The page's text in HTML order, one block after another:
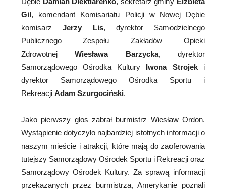
Gil, komendant Komisariatu Policji w Nowej Dębie
komisarzJerzy Lis, dyrektor Samodzielnego
Publicznego Zespołu Zakładów Opieki
ZdrowotnejWiesława Barzycka, dyrektor
Samorządowego Ośrodka Kultury Iwona Strojek i
dyrektor Samorządowego Ośrodka Sportu i
Rekreacji Adam Szurgociński.
Jako pierwszy głos zabrał burmistrz Wiesław Ordon.
Wystąpienie dotyczyło najbardziej istotnych informacji o
naszym mieście i atrakcji, które mają do zaoferowania
tutejszy Samorządowy Ośrodek Sportu i Rekreacji oraz
Samorządowy Ośrodek Kultury. Za sprawą informacji
przekazanych przez burmistrza, Amerykanie poznali